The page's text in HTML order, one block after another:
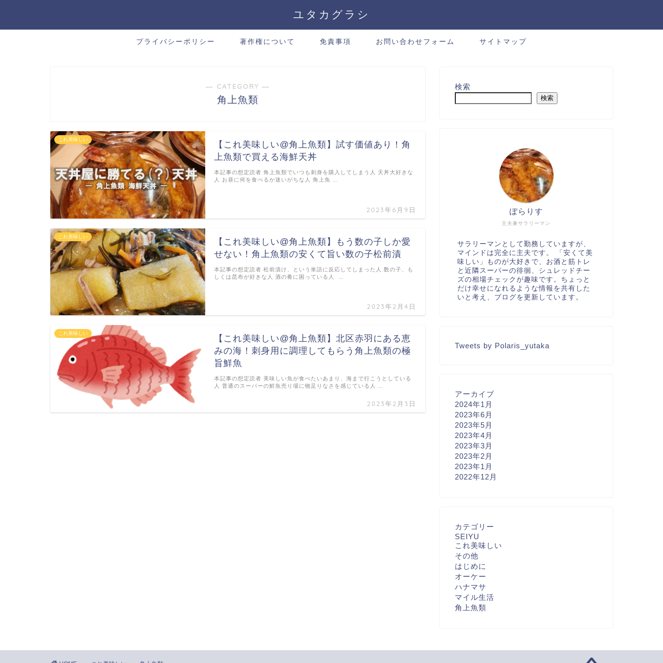
ユタカグラシ
プライバシーポリシー 著作権について 免責事項 お問い合わせフォーム サイトマップ
― CATEGORY ―
角上魚類
これ美味しい
【これ美味しい@角上魚類】試す価値あり！角
上魚類で買える海鮮天丼
2023年6月9日
本記事の想定読者 角上魚類でいつも刺身を購入してしまう人 天丼大好きな
人 お昼に何を食べるか迷いがちな人 角上魚 …
これ美味しい
【これ美味しい@角上魚類】もう数の子しか愛
せない！角上魚類の安くて旨い数の子松前漬
2023年2月4日
本記事の想定読者 松前漬け、という単語に反応してしまった人 数の子、も
しくは昆布が好きな人 酒の肴に困っている人 …
これ美味しい
【これ美味しい@角上魚類】北区赤羽にある恵
みの海！刺身用に調理してもらう角上魚類の極
旨鮮魚
2023年2月3日
本記事の想定読者 美味しい魚が食べたいあまり、海まで行こうとしている
人 普通のスーパーの鮮魚売り場に物足りなさを感じている人 …
検索
検索
主夫兼サラリーマン
ぽらりす
サラリーマンとして勤務していますが、
マインドは完全に主夫です。 「安くて美
味しい」ものが大好きで、お酒と筋トレ
と近隣スーパーの徘徊、シュレッドチー
ズの相場チェックが趣味です。ちょっと
だけ幸せになれるような情報を共有した
いと考え、ブログを更新しています。
Tweets by Polaris_yutaka
アーカイブ
2024年1月
2023年6月
2023年5月
2023年4月
2023年3月
2023年2月
2023年1月
2022年12月
カテゴリー
SEIYU
これ美味しい
その他
はじめに
オーケー
ハナマサ
マイル生活
角上魚類